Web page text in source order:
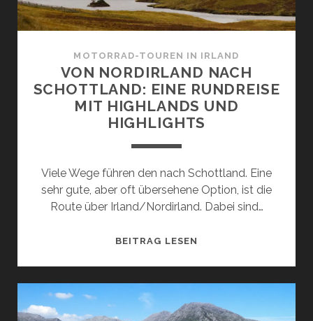
AUF
EINEN
UND
SCHARF
KALKULIERT
MOTORRAD-TOUREN IN IRLAND
VON NORDIRLAND NACH
SCHOTTLAND: EINE RUNDREISE
MIT HIGHLANDS UND
HIGHLIGHTS
Viele Wege führen den nach Schottland. Eine
sehr gute, aber oft übersehene Option, ist die
Route über Irland/Nordirland. Dabei sind…
BEITRAG LESEN
EINE